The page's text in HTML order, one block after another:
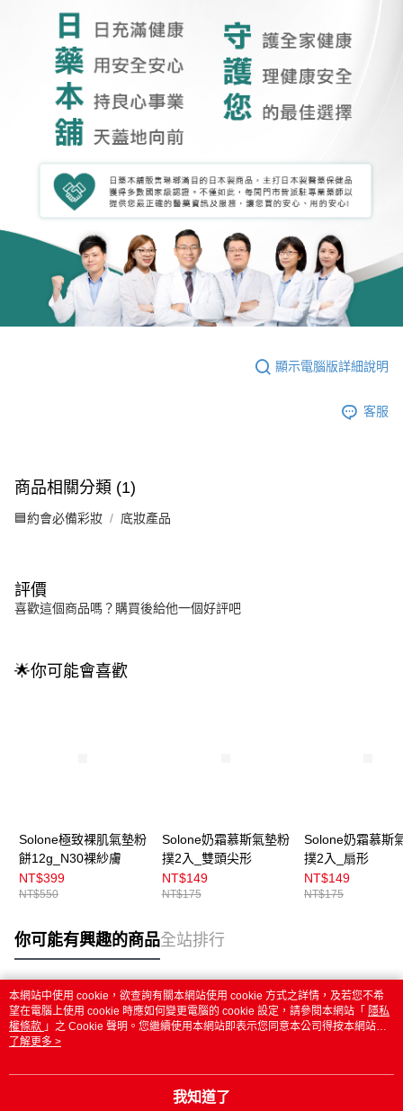
顯示電腦版詳細說明
客服
商品相關分類 (1)
🟦約會必備彩妝 底妝產品
評價
喜歡這個商品嗎？購買後給他一個好評吧
🌟你可能會喜歡
Solone極致裸肌氣墊粉
餅12g_N30裸紗膚
NT$399
NT$550
Solone奶霜慕斯氣墊粉
撲2入_雙頭尖形
NT$149
NT$175
Solone奶霜慕斯
撲2入_扇形
NT$149
NT$175
你可能有興趣的商品全站排行
熱門標籤
本網站中使用 cookie，欲查詢有關本網站使用 cookie 方式之詳情，及若您不希
望在電腦上使用 cookie 時應如何變更電腦的 cookie 設定，請參閱本網站「 隱私
權條款 」之 Cookie 聲明。您繼續使用本網站即表示您同意本公司得按本網站使
用條款之 Cookie 聲明使用 cookie。
了解更多 >
我知道了